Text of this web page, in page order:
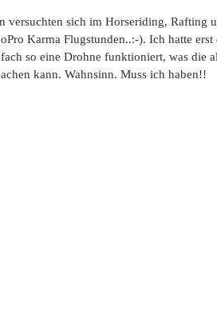
versuchten sich im Horseriding, Rafting
Karma Flugstunden..:-). Ich hatte
so eine Drohne funktioniert, was die
kann. Wahnsinn. Muss ich haben!!